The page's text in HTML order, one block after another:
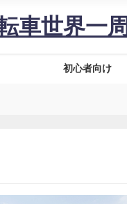
車世界一周
初心者向け